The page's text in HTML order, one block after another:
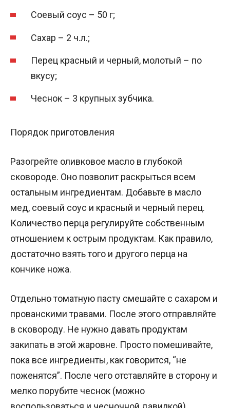
Соевый соус – 50 г;
Сахар – 2 ч.л.;
Перец красный и черный, молотый – по
вкусу;
Чеснок – 3 крупных зубчика.
Порядок приготовления
Разогрейте оливковое масло в глубокой
сковороде. Оно позволит раскрыться всем
остальным ингредиентам. Добавьте в масло
мед, соевый соус и красный и черный перец.
Количество перца регулируйте собственным
отношением к острым продуктам. Как правило,
достаточно взять того и другого перца на
кончике ножа.
Отдельно томатную пасту смешайте с сахаром и
прованскими травами. После этого отправляйте
в сковороду. Не нужно давать продуктам
закипать в этой жаровне. Просто помешивайте,
пока все ингредиенты, как говорится, “не
поженятся”. После чего отставляйте в сторону и
мелко порубите чеснок (можно